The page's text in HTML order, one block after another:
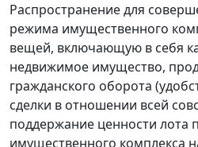
Распространение для
режима имущественного
вещей, включающую в себя
недвижимое имущество,
гражданского оборота
сделки в отношении всей
поддержание ценности лота
имущественного комплекса